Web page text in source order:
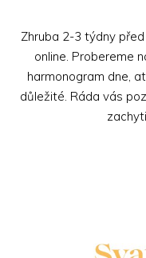
Zhruba 2-3 týdny
online. Probereme
harmonogram dne,
důležité. Ráda vás